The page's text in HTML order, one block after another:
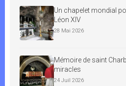
Un chapelet mondial
Léon XIV
28 Mai 2026
Mémoire de saint
miracles
24 Juil 2026